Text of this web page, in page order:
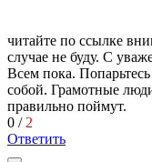
читайте по ссылке
случае не буду. С
Всем пока.
собой. Грамотные
правильно поймут.
0 / 2
Ответить